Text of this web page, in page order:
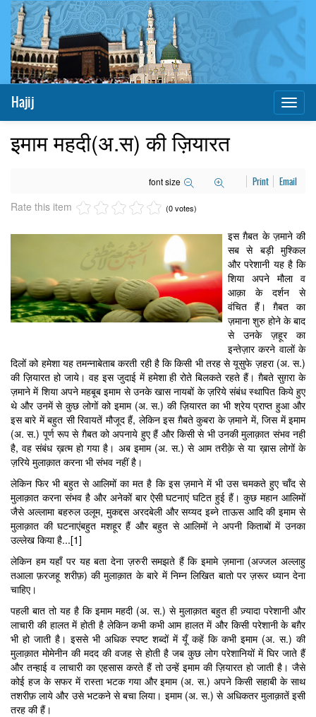
Hajij
इमाम महदी(अ.स) की ज़ियारत
font size Print Email
Rate this item (0 votes)
इस ग़ैबत के ज़माने की
सब से बड़ी मुश्किल
और परेशानी यह है कि
शिया अपने मौला व
आक़ा के दर्शन से
वंचित हैं। ग़ैबत का
ज़माना शुरु होने के बाद
से उनके ज़हूर का
इन्तेज़ार करने वालों के
दिलों को हमेशा यह तमन्नाबेताब करती रही है कि किसी भी तरह से यूसुफे ज़हरा (अ. स.)
की ज़ियारत हो जाये। वह इस जुदाई में हमेशा ही रोते बिलकते रहते हैं। ग़ैबते सुग़रा के
ज़माने में शिया अपने महबूब इमाम से उनके खास नायबों के ज़रिये संबंध स्थापित किये हुए
थे और उनमें से कुछ लोगों को इमाम (अ. स.) की ज़ियारत का भी श्रेय प्राप्त हुआ और
इस बारे में बहुत सी रिवायतें मौजूद हैं, लेकिन इस ग़ैबते कुबरा के ज़माने में, जिस में इमाम
(अ. स.) पूर्ण रूप से ग़ैबत को अपनाये हुए हैं और किसी से भी उनकी मुलाक़ात संभव नही
है, वह संबंध ख़त्म हो गया है। अब इमाम (अ. स.) से आम तरीक़े से या ख़ास लोगों के
ज़रिये मुलाक़ात करना भी संभव नहीं है।
लेकिन फिर भी बहुत से आलिमों का मत है कि इस ज़माने में भी उस चमकते हुए चाँद से
मुलाक़ात करना संभव है और अनेकों बार ऐसी घटनाएं घटित हुई हैं। कुछ महान आलिमों
जैसे अल्लामा बहरुल उलूम, मुकद्दस अरदबेली और सय्यद इब्ने ताऊस आदि की इमाम से
मुलाक़ात की घटनाएंबहुत मशहूर हैं और बहुत से आलिमों ने अपनी किताबों में उनका
उल्लेख किया है...[1]
लेकिन हम यहाँ पर यह बता देना ज़रुरी समझते हैं कि इमामे ज़माना (अज्जल अल्लाहु
तआला फ़रजहू शरीफ़) की मुलाक़ात के बारे में निम्न लिखित बातो पर ज़रूर ध्यान देना
चाहिए।
पहली बात तो यह है कि इमाम महदी (अ. स.) से मुलाक़ात बहुत ही ज़्यादा परेशानी और
लाचारी की हालत में होती है लेकिन कभी कभी आम हालत में और किसी परेशानी के बग़ैर
भी हो जाती है। इससे भी अधिक स्पष्ट शब्दों में यूँ कहें कि कभी इमाम (अ. स.) की
मुलाक़ात मोमेनीन की मदद की वजह से होती है जब कुछ लोग परेशानियों में घिर जाते हैं
और तन्हाई व लाचारी का एहसास करते हैं तो उन्हें इमाम की ज़ियारत हो जाती है। जैसे
कोई हज के सफर में रास्ता भटक गया और इमाम (अ. स.) अपने किसी सहाबी के साथ
तशरीफ़ लाये और उसे भटकने से बचा लिया। इमाम (अ. स.) से अधिकतर मुलाक़ातें इसी
तरह की हैं।